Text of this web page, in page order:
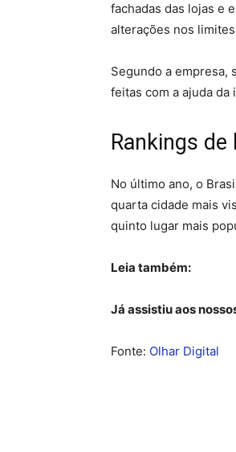
fachadas das lojas e
alterações nos
Segundo a empresa,
feitas com a ajuda
Rankings
No último ano, o
quarta cidade mais
quinto lugar mais
Leia também:
Já assistiu aos
Fonte: Olhar Digital